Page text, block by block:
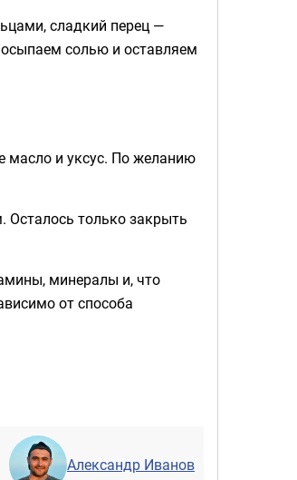
сладкий перец —
солью и оставляем
масло и уксус. По желанию
только закрыть
минералы и, что
от способа
Александр Иванов